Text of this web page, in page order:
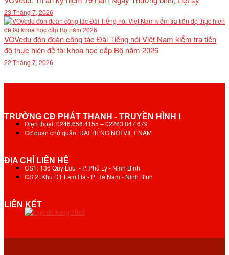
23 Tháng 7, 2026
VOVedu đón đoàn công tác Đài Tiếng nói Việt Nam kiểm tra tiến
độ thực hiện đề tài khoa học cấp Bộ năm 2026
22 Tháng 7, 2026
TRƯỜNG CĐ PHÁT THANH - TRUYỀN HÌNH I
Điện thoại: 0246.656.4155 – 02263.847.679
Cơ quan chủ quản: ĐÀI TIẾNG NÓI VIỆT NAM
ĐỊA CHỈ LIÊN HỆ
CS1: 136 Quy Lưu - P. Phủ Lý - Ninh Bình
CS 2: Khu ĐT Lam Hạ - P. Hà Nam - Ninh Bình
LIÊN KẾT